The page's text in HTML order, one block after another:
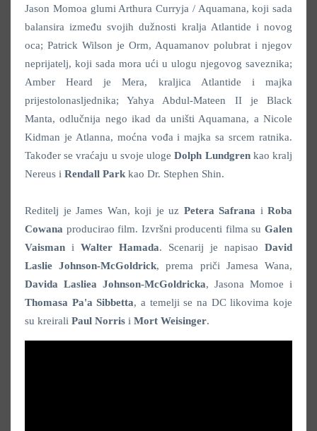
Jason Momoa glumi Arthura Curryja / Aquamana, koji sada
balansira između svojih dužnosti kralja Atlantide i novog
oca; Patrick Wilson je Orm, Aquamanov polubrat i njegov
neprijatelj, koji sada mora ući u ulogu njegovog saveznika;
Amber Heard je Mera, kraljica Atlantide i majka
prijestolonasljednika; Yahya Abdul-Mateen II je Black
Manta, odlučnija nego ikad da uništi Aquamana, a Nicole
Kidman je Atlanna, moćna vođa i majka sa srcem ratnika.
Također se vraćaju u svoje ulogeDolph Lundgrenkao kralj
Nereus i Rendall Park kao Dr. Stephen Shin.
Reditelj je James Wan, koji je uz Petera Safrana i Roba
Cowana producirao film. Izvršni producenti filma su Galen
Vaisman i Walter Hamada. Scenarij je napisao David
Laslie Johnson-McGoldrick, prema priči Jamesa Wana,
Davida Lasliea Johnson-McGoldricka, Jasona Momoe i
Thomasa Pa'a Sibbetta, a temelji se na DC likovima koje
su kreirali Paul Norris i Mort Weisinger.